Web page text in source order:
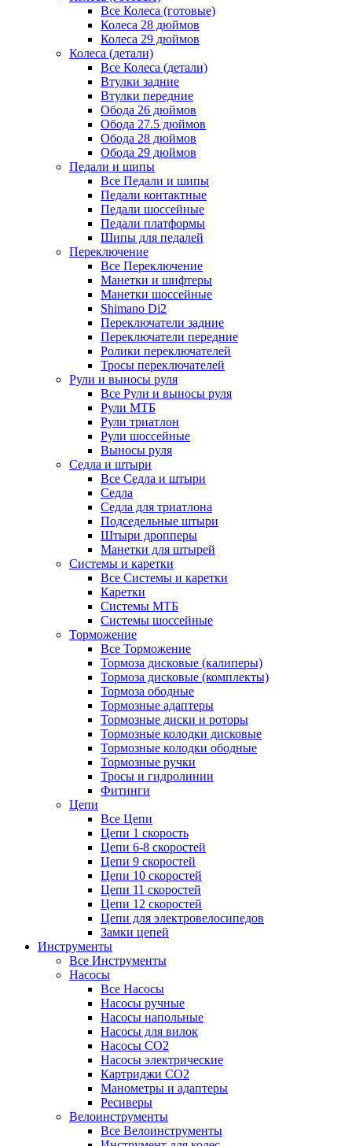
Все Колеса (готовые)
Колеса 28 дюймов
Колеса 29 дюймов
Колеса (детали)
Все Колеса (детали)
Втулки задние
Втулки передние
Обода 26 дюймов
Обода 27.5 дюймов
Обода 28 дюймов
Обода 29 дюймов
Педали и шипы
Все Педали и шипы
Педали контактные
Педали шоссейные
Педали платформы
Шипы для педалей
Переключение
Все Переключение
Манетки и шифтеры
Манетки шоссейные
Shimano Di2
Переключатели задние
Переключатели передние
Ролики переключателей
Тросы переключателей
Рули и выносы руля
Все Рули и выносы руля
Рули МТБ
Рули триатлон
Рули шоссейные
Выносы руля
Седла и штыри
Все Седла и штыри
Седла
Седла для триатлона
Подседельные штыри
Штыри дропперы
Манетки для штырей
Системы и каретки
Все Системы и каретки
Каретки
Системы МТБ
Системы шоссейные
Торможение
Все Торможение
Тормоза дисковые (калиперы)
Тормоза дисковые (комплекты)
Тормоза ободные
Тормозные адаптеры
Тормозные диски и роторы
Тормозные колодки дисковые
Тормозные колодки ободные
Тормозные ручки
Тросы и гидролинии
Фитинги
Цепи
Все Цепи
Цепи 1 скорость
Цепи 6-8 скоростей
Цепи 9 скоростей
Цепи 10 скоростей
Цепи 11 скоростей
Цепи 12 скоростей
Цепи для электровелосипедов
Замки цепей
Инструменты
Все Инструменты
Насосы
Все Насосы
Насосы ручные
Насосы напольные
Насосы для вилок
Насосы CO2
Насосы электрические
Картриджи CO2
Манометры и адаптеры
Ресиверы
Велоинструменты
Все Велоинструменты